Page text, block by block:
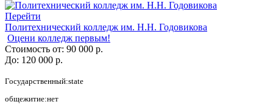
Перейти
Политехнический колледж им. Н.Н. Годовикова
Оцени колледж первым!
Стоимость от: 90 000 р.
До: 120 000 р.
Государственный:state
общежитие:нет